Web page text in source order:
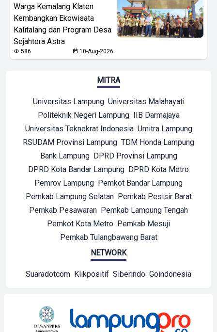
Warga Kemalang Klaten
Kembangkan Ekowisata
Kalitalang dan Program Desa
Sejahtera Astra
586 10-Aug-2026
MITRA
Universitas Lampung Universitas Malahayati
Politeknik Negeri Lampung IIB Darmajaya
Universitas Teknokrat Indonesia Umitra Lampung
RSUDAM Provinsi Lampung TDM Honda Lampung
Bank Lampung DPRD Provinsi Lampung
DPRD Kota Bandar Lampung DPRD Kota Metro
Pemrov Lampung Pemkot Bandar Lampung
Pemkab Lampung Selatan Pemkab Pesisir Barat
Pemkab Pesawaran Pemkab Lampung Tengah
Pemkot Kota Metro Pemkab Mesuji
Pemkab Tulangbawang Barat
NETWORK
Suaradotcom Klikpositif Siberindo Goindonesia